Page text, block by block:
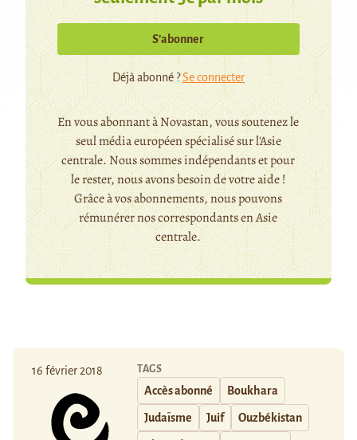
S’abonner
Déjà abonné ?Se connecter
En vous abonnant à Novastan, vous soutenez le
seul média européen spécialisé sur l'Asie
centrale. Nous sommes indépendants et pour
le rester, nous avons besoin de votre aide !
Grâce à vos abonnements, nous pouvons
rémunérer nos correspondants en Asie
centrale.
16 février 2018 TAGS
Accès abonné Boukhara
Judaïsme Juif Ouzbékistan